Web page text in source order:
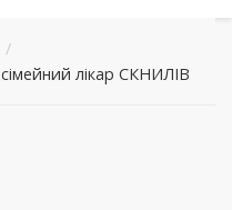
/
лікар СКНИЛІВ